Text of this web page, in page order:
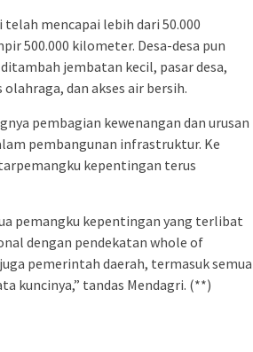
mencapai lebih dari 50.000
500.000 kilometer. Desa-desa pun
jembatan kecil, pasar desa,
dan akses air bersih.
pembagian kewenangan dan urusan
pembangunan infrastruktur. Ke
kepentingan terus
pemangku kepentingan yang terlibat
dengan pendekatan whole of
pemerintah daerah, termasuk semua
kuncinya,” tandas Mendagri. (**)